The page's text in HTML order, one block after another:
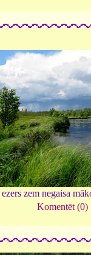
zem negaisa
Komentēt (0)